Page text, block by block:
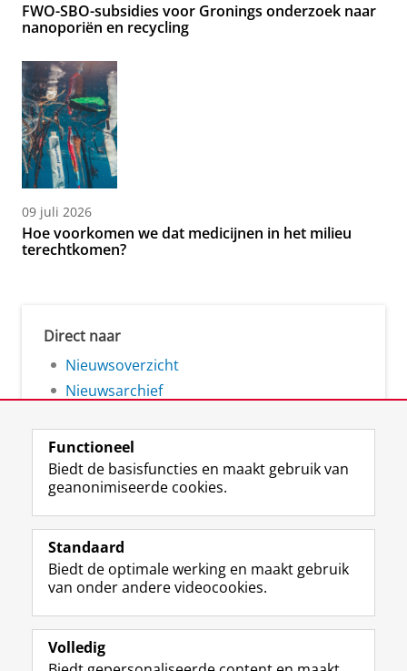
FWO-SBO-subsidies voor Gronings onderzoek naar
nanoporiën en recycling
09 juli 2026
Hoe voorkomen we dat medicijnen in het milieu
terechtkomen?
Direct naar
Nieuwsoverzicht
Nieuwsarchief
Volg de RUG
F
a
e
b
o
p
L
i
k
e
I
-
R
S
-
f
e
R
I
n
t
r
m
Y
o
T
e
k
Studiekiezers
Alumni
Functioneel
Biedt de basisfuncties en maakt gebruik van
geanonimiseerde cookies.
Standaard
Biedt de optimale werking en maakt gebruik
van onder andere videocookies.
Volledig